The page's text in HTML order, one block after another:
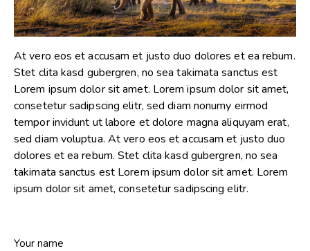
At vero eos et accusam et justo duo dolores et ea rebum.
Stet clita kasd gubergren, no sea takimata sanctus est
Lorem ipsum dolor sit amet. Lorem ipsum dolor sit amet,
consetetur sadipscing elitr, sed diam nonumy eirmod
tempor invidunt ut labore et dolore magna aliquyam erat,
sed diam voluptua. At vero eos et accusam et justo duo
dolores et ea rebum. Stet clita kasd gubergren, no sea
takimata sanctus est Lorem ipsum dolor sit amet. Lorem
ipsum dolor sit amet, consetetur sadipscing elitr.